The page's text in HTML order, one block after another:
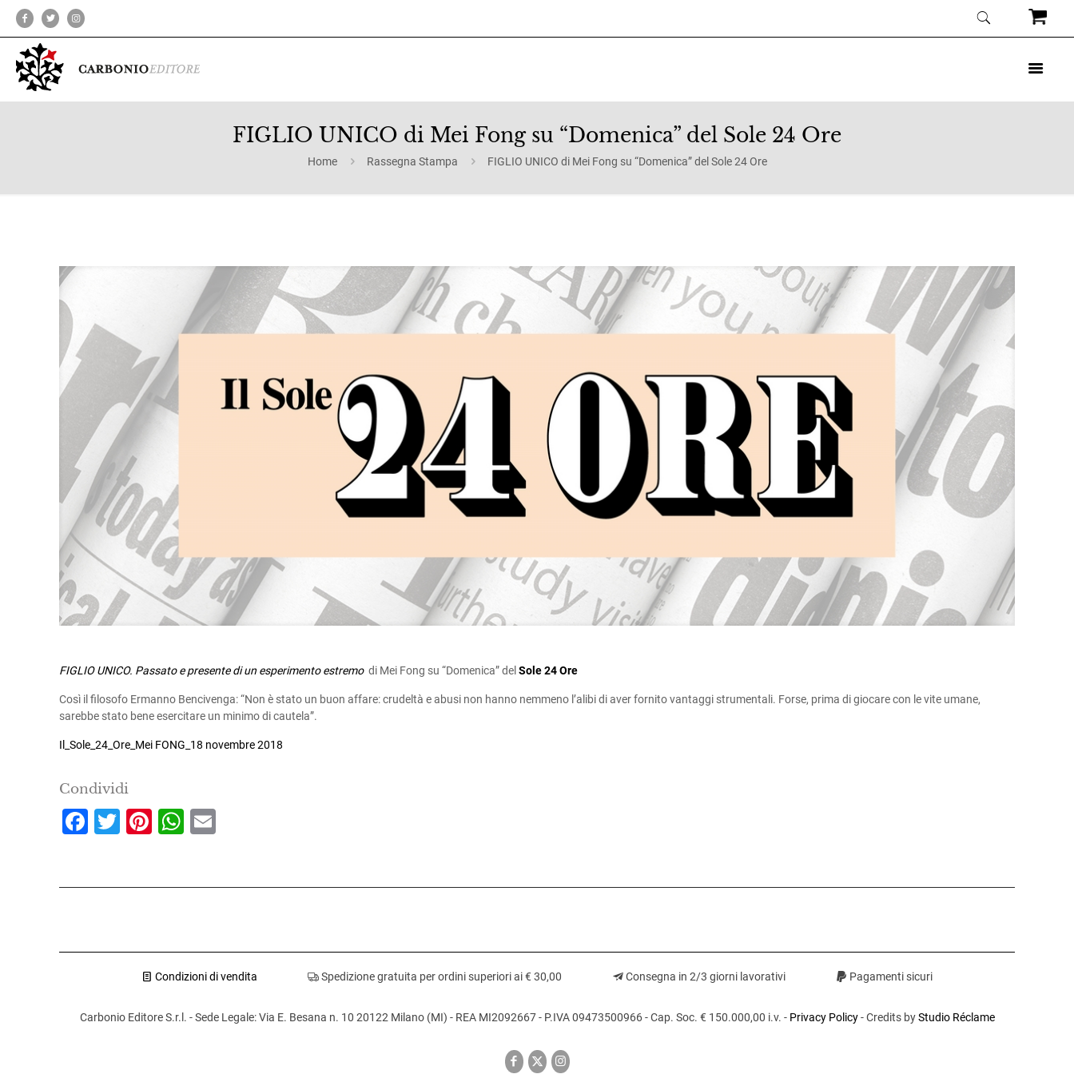
FIGLIO UNICO di Mei Fong su “Domenica” del Sole 24 Ore
Home Rassegna Stampa FIGLIO UNICO di Mei Fong su “Domenica” del Sole 24 Ore
FIGLIO UNICO. Passato e presente di un esperimento estremo di Mei Fong su “Domenica” delSole 24 Ore
Così il filosofo Ermanno Bencivenga: “Non è stato un buon affare: crudeltà e abusi non hanno nemmeno l’alibi di aver fornito vantaggi strumentali. Forse, prima di giocare con le vite umane,
sarebbe stato bene esercitare un minimo di cautela”.
Il_Sole_24_Ore_Mei FONG_18 novembre 2018
Condividi
Facebook
Twitter
Pinterest
WhatsApp
Condizioni di vendita Spedizione gratuita per ordini superiori ai € 30,00 Consegna in 2/3 giorni lavorativi Pagamenti sicuri
Carbonio Editore S.r.l. - Sede Legale: Via E. Besana n. 10 20122 Milano (MI) - REA MI2092667 - P.IVA 09473500966 - Cap. Soc. € 150.000,00 i.v. - Privacy Policy- Credits byStudio Réclame